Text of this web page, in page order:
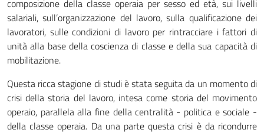
composizione della classe operaia per sesso ed età, sui livelli
salariali, sull’organizzazione del lavoro, sulla qualificazione dei
lavoratori, sulle condizioni di lavoro per rintracciare i fattori di
unità alla base della coscienza di classe e della sua capacità di
mobilitazione.
Questa ricca stagione di studi è stata seguita da un momento di
crisi della storia del lavoro, intesa come storia del movimento
operaio, parallela alla fine della centralità - politica e sociale -
della classe operaia. Da una parte questa crisi è da ricondurre